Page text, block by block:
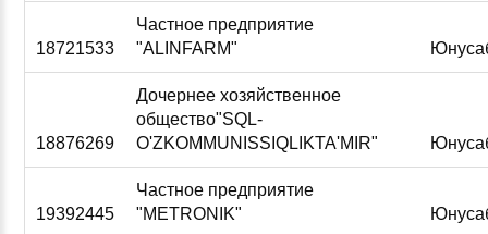
18721533
Частное предприятие
"ALINFARM"
18876269
Дочернее хозяйственное
общество"SQL-
O'ZKOMMUNISSIQLIKTA'MIR"
19392445
Частное предприятие
"METRONIK"